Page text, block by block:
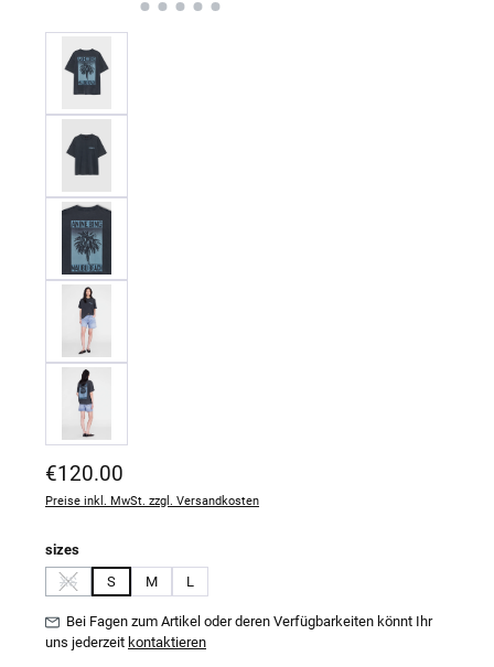
Regulärer Preis:
€120.00
Preise inkl. MwSt. zzgl. Versandkosten
sizesauswählen
XS
(Diese Option ist zurzeit nicht verfügbar.)
S M L
Bei Fagen zum Artikel oder deren Verfügbarkeiten könnt Ihr
uns jederzeit kontaktieren